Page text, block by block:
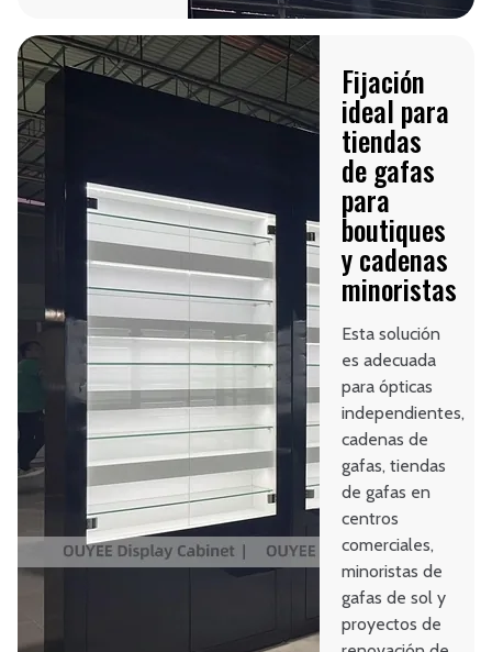
Fijación
ideal para
tiendas
de gafas
para
boutiques
y cadenas
minoristas
Esta solución
es adecuada
para ópticas
independientes,
cadenas de
gafas, tiendas
de gafas en
centros
comerciales,
minoristas de
gafas de sol y
proyectos de